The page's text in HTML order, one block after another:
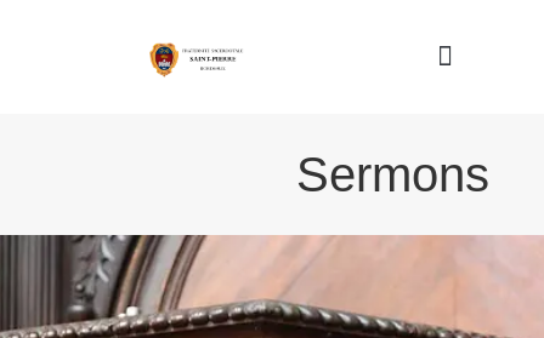
Sermons